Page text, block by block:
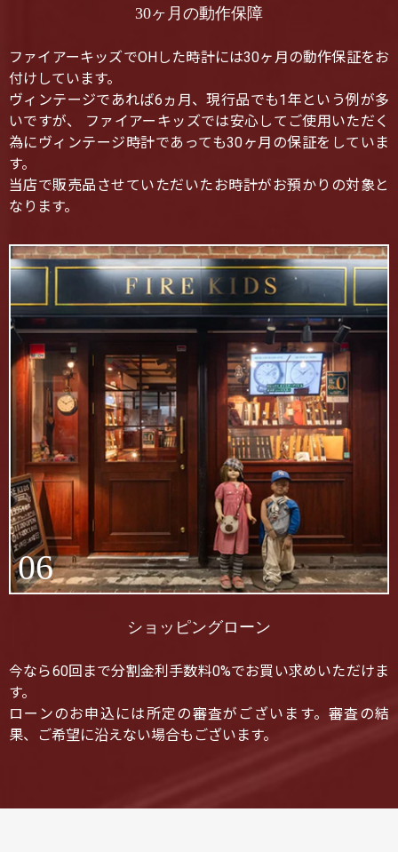
30ヶ月の動作保障
ファイアーキッズでOHした時計には30ヶ月の動作保証をお
付けしています。
ヴィンテージであれば6ヵ月、現行品でも1年という例が多
いですが、 ファイアーキッズでは安心してご使用いただく
為にヴィンテージ時計であっても30ヶ月の保証をしていま
す。
当店で販売品させていただいたお時計がお預かりの対象と
なります。
06
ショッピングローン
今なら60回まで分割金利手数料0%でお買い求めいただけま
す。
ローンのお申込には所定の審査がございます。審査の結
果、ご希望に沿えない場合もございます。